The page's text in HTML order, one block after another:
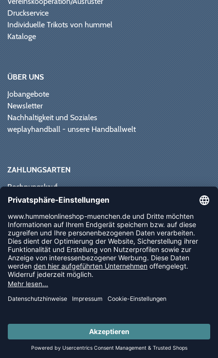
LAST PIECES: Bekleidung - Spare bis zu 65%
Druckservice
Individuelle Trikots von hummel
Kataloge
ÜBER UNS
Jobangebote
Newsletter
Nachhaltigkeit und Soziales
weplayhandball - unsere Handballwelt
ZAHLUNGSARTEN
Rechnungskauf
Paypal
Vorkasse
Sofortüberweisung
NEWSLETTER